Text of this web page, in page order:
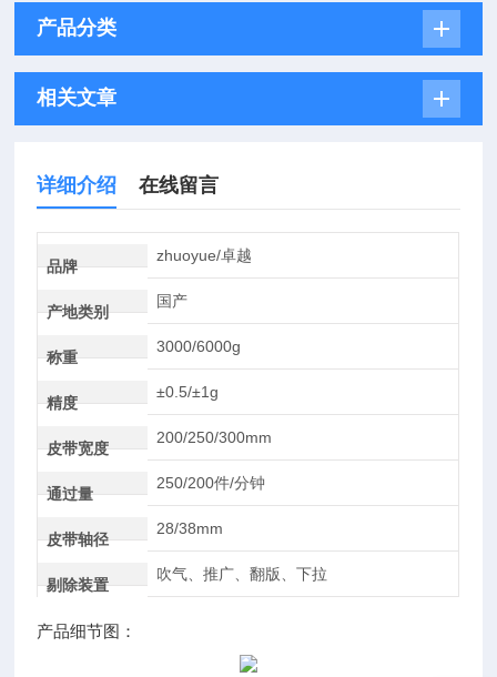
产品分类
相关文章
详细介绍 在线留言
品牌
zhuoyue/卓越
产地类别
国产
称重
3000/6000g
精度
±0.5/±1g
皮带宽度
200/250/300mm
通过量
250/200件/分钟
皮带轴径
28/38mm
剔除装置
吹气、推广、翻版、下拉
产品细节图：